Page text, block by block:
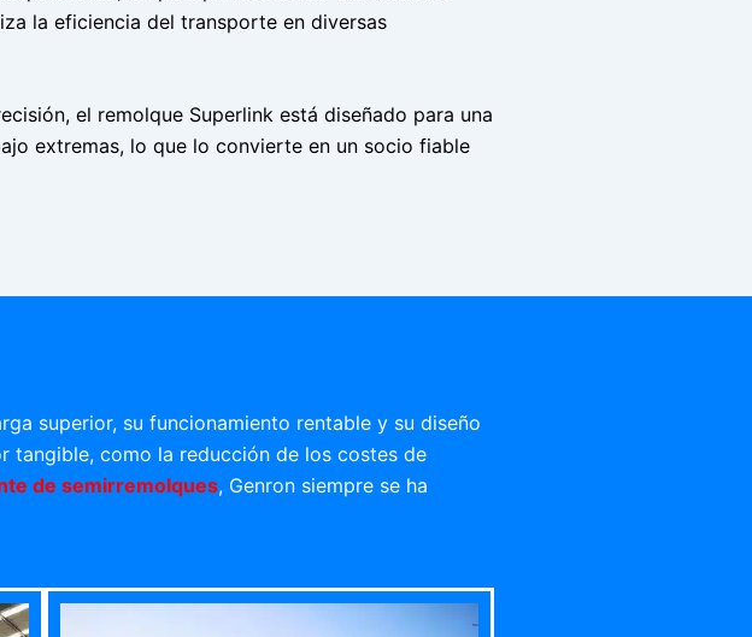
la eficiencia del transporte en diversas
el remolque Superlink está diseñado para una
extremas, lo que lo convierte en un socio fiable
superior, su funcionamiento rentable y su diseño
tangible, como la reducción de los costes de
de semirremolques, Genron siempre se ha